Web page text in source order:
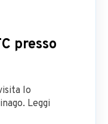
presso
lo
Leggi